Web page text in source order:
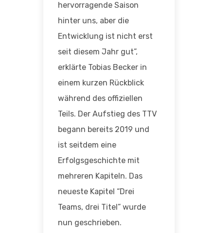
hervorragende Saison
hinter uns, aber die
Entwicklung ist nicht erst
seit diesem Jahr gut”,
erklärte Tobias Becker in
einem kurzen Rückblick
während des offiziellen
Teils. Der Aufstieg des TTV
begann bereits 2019 und
ist seitdem eine
Erfolgsgeschichte mit
mehreren Kapiteln. Das
neueste Kapitel “Drei
Teams, drei Titel” wurde
nun geschrieben.